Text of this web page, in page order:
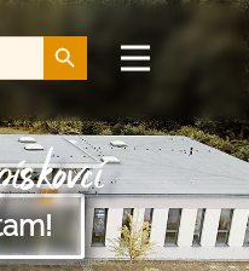
Tlačítko pro